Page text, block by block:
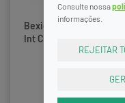
Consulte nossa
informações.
REJEITAR
Bexident Gengivas Cuid
Int Chx Spray 40Ml